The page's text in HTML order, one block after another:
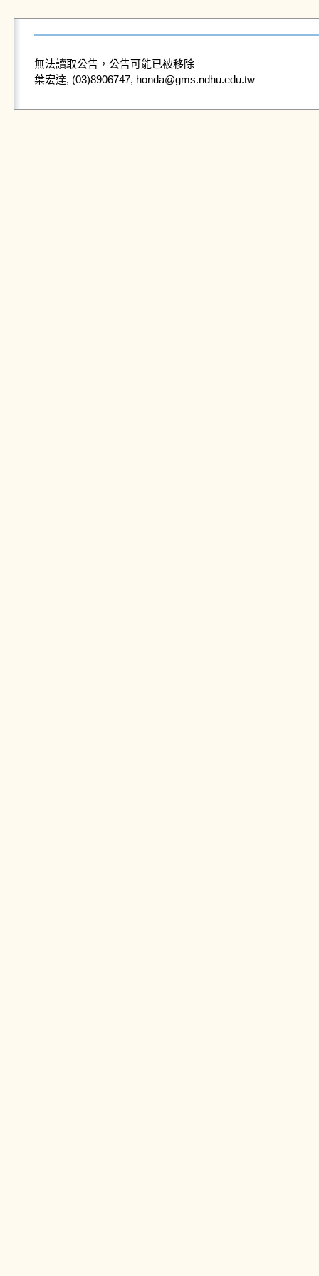
無法讀取公告，公告可能已被移除
葉宏達, (03)8906747, honda@gms.ndhu.edu.tw